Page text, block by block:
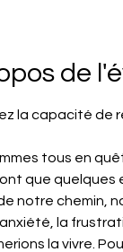
de
la capacité de
tous en
que quelques
notre chemin,
la
la vivre.